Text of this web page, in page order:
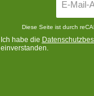
Diese Seite ist durch
Ich habe die
einverstanden.